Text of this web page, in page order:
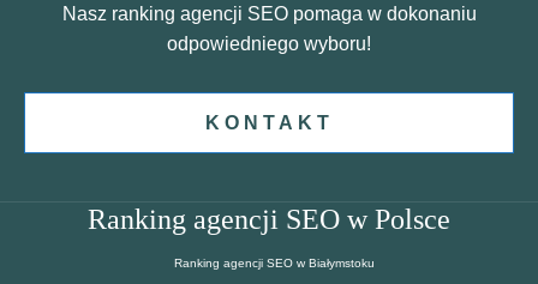
Nasz ranking agencji SEO pomaga w dokonaniu
odpowiedniego wyboru!
KONTAKT
Ranking agencji SEO w Polsce
Ranking agencji SEO w Białymstoku